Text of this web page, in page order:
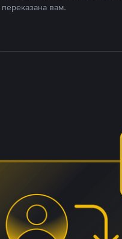
переказана вам.